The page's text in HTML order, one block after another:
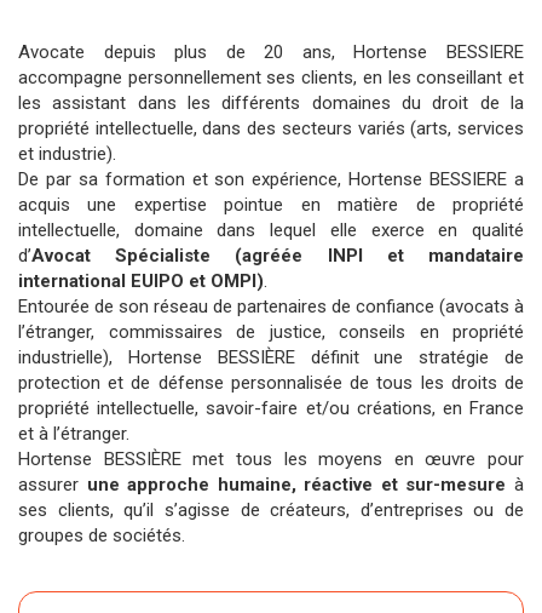
Avocate depuis plus de 20 ans, Hortense BESSIERE
accompagne personnellement ses clients, en les conseillant et
les assistant dans les différents domaines du droit de la
propriété intellectuelle, dans des secteurs variés (arts, services
et industrie).
De par sa formation et son expérience, Hortense BESSIERE a
acquis une expertise pointue en matière de propriété
intellectuelle, domaine dans lequel elle exerce en qualité
d’Avocat Spécialiste (agréée INPI et mandataire
international EUIPO et OMPI).
Entourée de son réseau de partenaires de confiance (avocats à
l’étranger, commissaires de justice, conseils en propriété
industrielle), Hortense BESSIÈRE définit une stratégie de
protection et de défense personnalisée de tous les droits de
propriété intellectuelle, savoir-faire et/ou créations, en France
et à l’étranger.
Hortense BESSIÈRE met tous les moyens en œuvre pour
assurer une approche humaine, réactive et sur-mesure à
ses clients, qu’il s’agisse de créateurs, d’entreprises ou de
groupes de sociétés.